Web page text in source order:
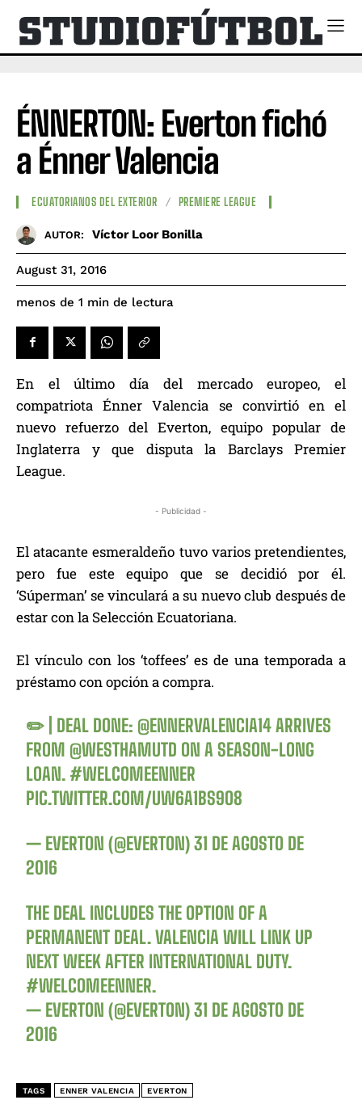
ÉNNERTON: Everton fichó
a Énner Valencia
ECUATORIANOS DEL EXTERIOR PREMIERE LEAGUE
AUTOR: Víctor Loor Bonilla
August 31, 2016
menos de 1 min de lectura
En el último día del mercado europeo, el
compatriota Énner Valencia se convirtió en el
nuevo refuerzo del Everton, equipo popular de
Inglaterra y que disputa la Barclays Premier
League.
- Publicidad -
El atacante esmeraldeño tuvo varios pretendientes,
pero fue este equipo que se decidió por él.
‘Súperman’ se vinculará a su nuevo club después de
estar con la Selección Ecuatoriana.
El vínculo con los ‘toffees’ es de una temporada a
préstamo con opción a compra.
✏️ | DEAL DONE: @ENNERVALENCIA14ARRIVES
FROM @WESTHAMUTD ON A SEASON-LONG
LOAN.#WELCOMEENNER
PIC.TWITTER.COM/UW6A1BS9O8
— EVERTON (@EVERTON)31 DE AGOSTO DE
2016
THE DEAL INCLUDES THE OPTION OF A
PERMANENT DEAL. VALENCIA WILL LINK UP
NEXT WEEK AFTER INTERNATIONAL DUTY.
#WELCOMEENNER.
— EVERTON (@EVERTON)31 DE AGOSTO DE
2016
TAGS ENNER VALENCIA EVERTON